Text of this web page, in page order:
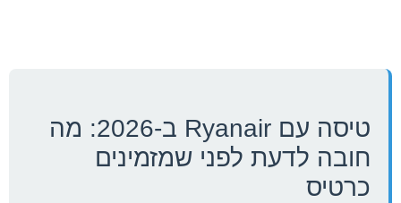
טיסה עם Ryanair ב-2026: מה
חובה לדעת לפני שמזמינים
כרטיס